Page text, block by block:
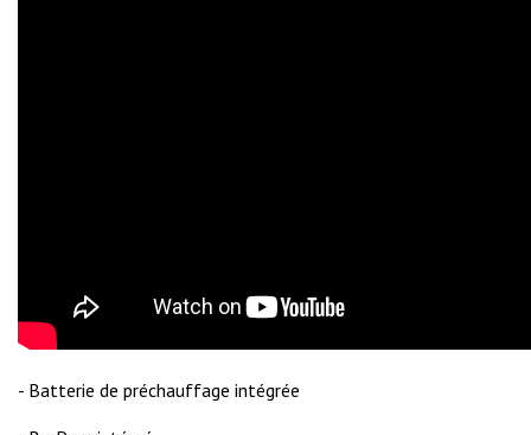
- Batterie de préchauffage intégrée